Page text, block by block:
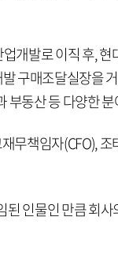
개발로 이직 후,
구매조달실장을
부동산 등 다양한
무책임자(CFO),
인물인 만큼 회